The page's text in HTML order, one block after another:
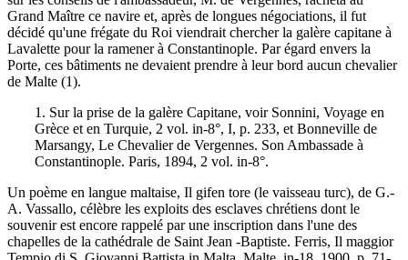
Grand Maître ce navire et, après de longues négociations, il fut
décidé qu'une frégate du Roi viendrait chercher la galère capitane à
Lavalette pour la ramener à Constantinople. Par égard envers la
Porte, ces bâtiments ne devaient prendre à leur bord aucun chevalier
de Malte (1).
1. Sur la prise de la galère Capitane, voir Sonnini, Voyage en
Grèce et en Turquie, 2 vol. in-8°, I, p. 233, et Bonneville de
Marsangy, Le Chevalier de Vergennes. Son Ambassade à
Constantinople. Paris, 1894, 2 vol. in-8°.
Un poème en langue maltaise, Il gifen tore (le vaisseau turc), de G.-
A. Vassallo, célèbre les exploits des esclaves chrétiens dont le
souvenir est encore rappelé par une inscription dans l'une des
chapelles de la cathédrale de Saint Jean -Baptiste. Ferris, Il maggior